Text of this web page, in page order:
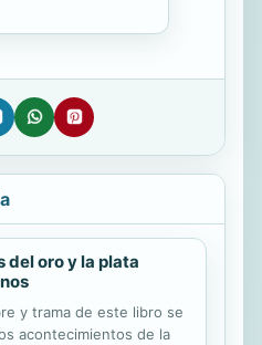
del oro y la plata
y trama de este libro se
acontecimientos de la